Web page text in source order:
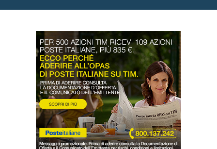
DAL TERRITORIO
OROSCOPO
LA PIAZZA
ANIMALI
OCCHIO ALLA TRUFFA
NECROLOGI